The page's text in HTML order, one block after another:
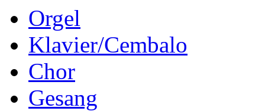
Orgel
Klavier/Cembalo
Chor
Gesang